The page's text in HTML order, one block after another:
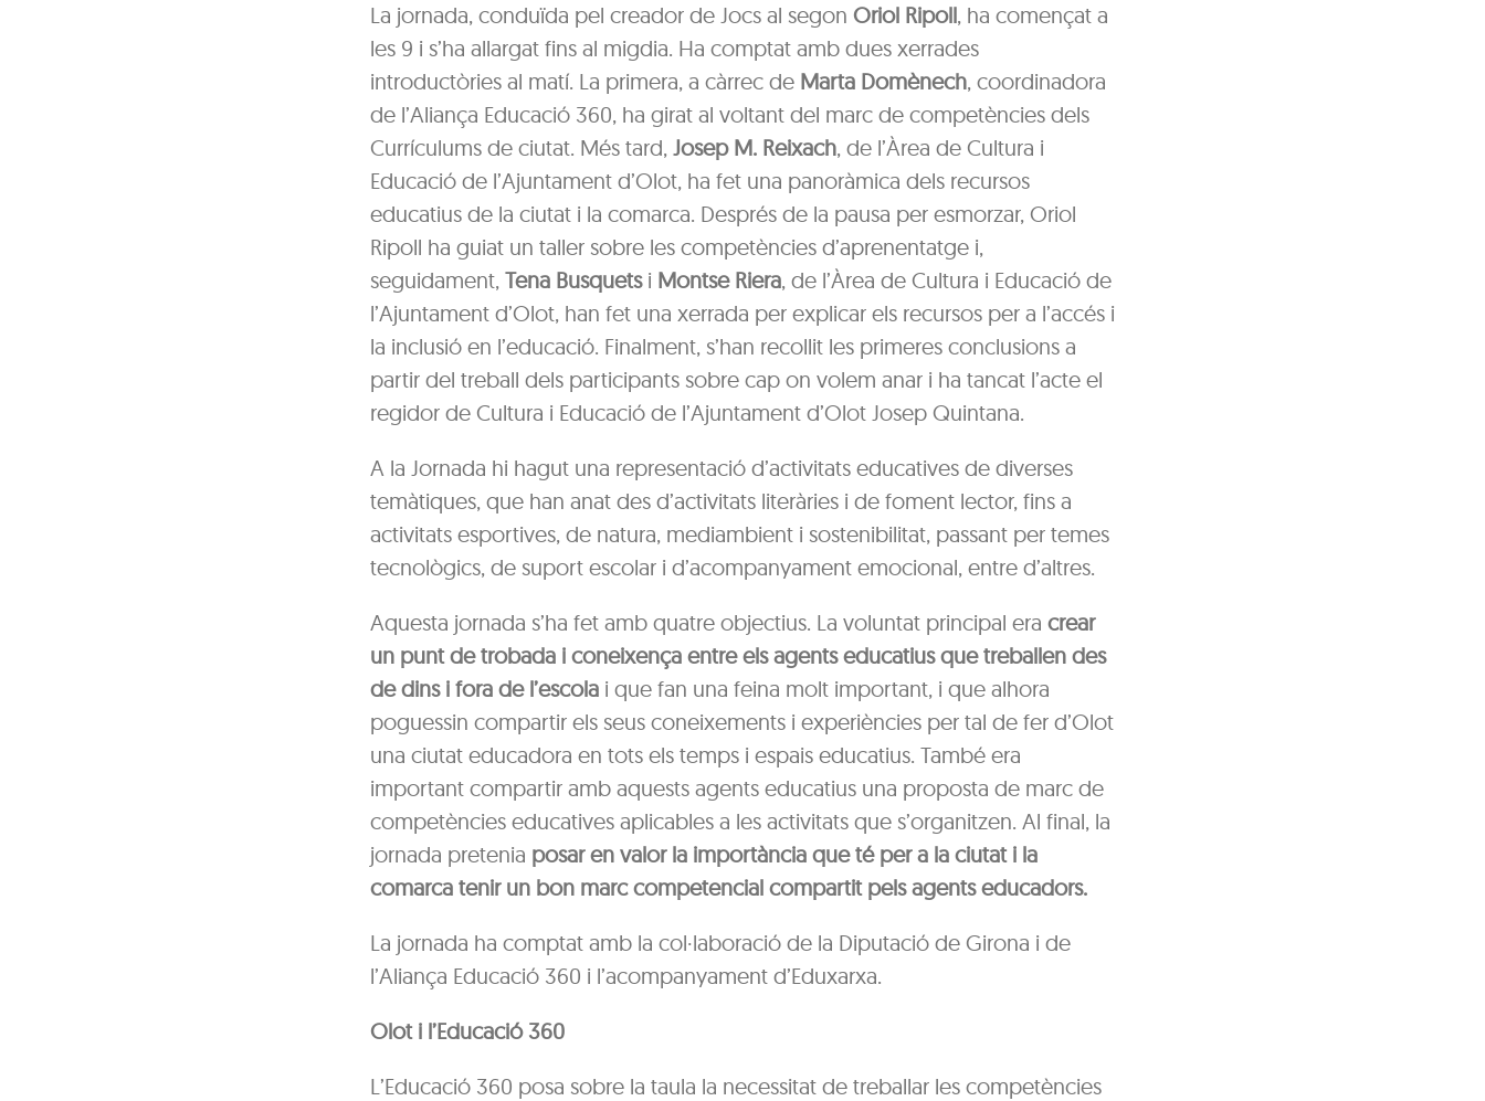
La jornada, conduïda pel creador de Jocs al segon Oriol Ripoll, ha començat a
les 9 i s’ha allargat fins al migdia. Ha comptat amb dues xerrades
introductòries al matí. La primera, a càrrec de Marta Domènech, coordinadora
de l’Aliança Educació 360, ha girat al voltant del marc de competències dels
Currículums de ciutat. Més tard, Josep M. Reixach, de l’Àrea de Cultura i
Educació de l’Ajuntament d’Olot, ha fet una panoràmica dels recursos
educatius de la ciutat i la comarca. Després de la pausa per esmorzar, Oriol
Ripoll ha guiat un taller sobre les competències d’aprenentatge i,
seguidament, Tena Busquetsi Montse Riera, de l’Àrea de Cultura i Educació de
l’Ajuntament d’Olot, han fet una xerrada per explicar els recursos per a l’accés i
la inclusió en l’educació. Finalment, s’han recollit les primeres conclusions a
partir del treball dels participants sobre cap on volem anar i ha tancat l’acte el
regidor de Cultura i Educació de l’Ajuntament d’Olot Josep Quintana.
A la Jornada hi hagut una representació d’activitats educatives de diverses
temàtiques, que han anat des d’activitats literàries i de foment lector, fins a
activitats esportives, de natura, mediambient i sostenibilitat, passant per temes
tecnològics, de suport escolar i d’acompanyament emocional, entre d’altres.
Aquesta jornada s’ha fet amb quatre objectius. La voluntat principal era crear
un punt de trobada i coneixença entre els agents educatius que treballen des
de dins i fora de l’escolai que fan una feina molt important, i que alhora
poguessin compartir els seus coneixements i experiències per tal de fer d’Olot
una ciutat educadora en tots els temps i espais educatius. També era
important compartir amb aquests agents educatius una proposta de marc de
competències educatives aplicables a les activitats que s’organitzen. Al final, la
jornada pretenia posar en valor la importància que té per a la ciutat i la
comarca tenir un bon marc competencial compartit pels agents educadors.
La jornada ha comptat amb la col·laboració de la Diputació de Girona i de
l’Aliança Educació 360 i l’acompanyament d’Eduxarxa.
Olot i l’Educació 360
L’Educació 360 posa sobre la taula la necessitat de treballar les competències